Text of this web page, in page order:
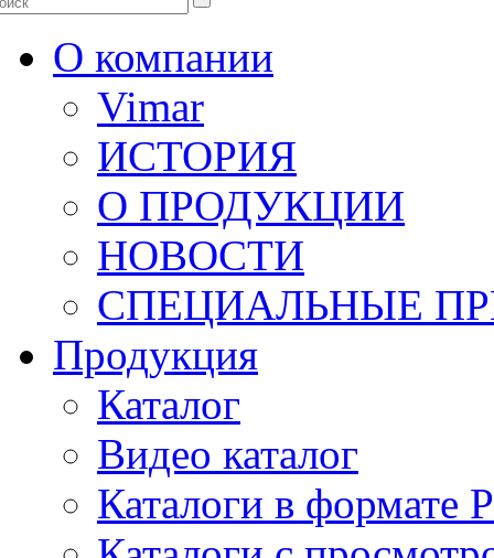
О компании
Vimar
ИСТОРИЯ
О ПРОДУКЦИИ
НОВОСТИ
СПЕЦИАЛЬНЫЕ
Продукция
Каталог
Видео каталог
Каталоги в формате